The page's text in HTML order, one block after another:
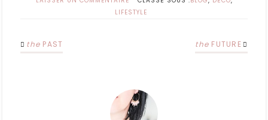
LIFESTYLE
the PAST the FUTURE